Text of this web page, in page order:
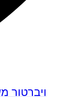
ויברטור